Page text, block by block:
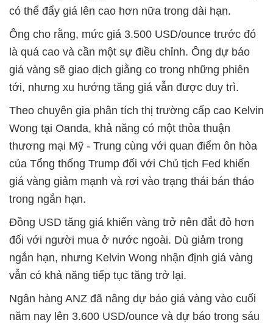
có thể đẩy giá lên cao hơn nữa trong dài hạn.
Ông cho rằng, mức giá 3.500 USD/ounce trước đó
là quá cao và cần một sự điều chỉnh. Ông dự báo
giá vàng sẽ giao dịch giằng co trong những phiên
tới, nhưng xu hướng tăng giá vẫn được duy trì.
Theo chuyên gia phân tích thị trường cấp cao Kelvin
Wong tại Oanda, khả năng có một thỏa thuận
thương mại Mỹ - Trung cùng với quan điểm ôn hòa
của Tổng thống Trump đối với Chủ tịch Fed khiến
giá vàng giảm mạnh và rơi vào trạng thái bán tháo
trong ngắn hạn.
Đồng USD tăng giá khiến vàng trở nên đắt đỏ hơn
đối với người mua ở nước ngoài. Dù giảm trong
ngắn hạn, nhưng Kelvin Wong nhận định giá vàng
vẫn có khả năng tiếp tục tăng trở lại.
Ngân hàng ANZ đã nâng dự báo giá vàng vào cuối
năm nay lên 3.600 USD/ounce và dự báo trong sáu